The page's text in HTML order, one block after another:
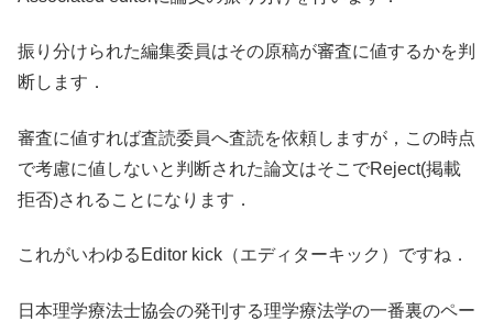
振り分けられた編集委員はその原稿が審査に値するかを判
断します．
審査に値すれば査読委員へ査読を依頼しますが，この時点
で考慮に値しないと判断された論文はそこでReject(掲載
拒否)されることになります．
これがいわゆるEditor kick（エディターキック）ですね．
日本理学療法士協会の発刊する理学療法学の一番裏のペー